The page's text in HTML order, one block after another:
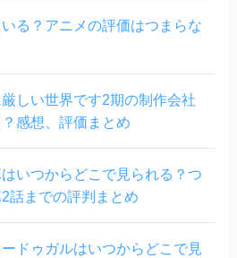
る？アニメの評価はつまらな
しい世界です2期の制作会社
感想、評価まとめ
はいつからどこで見られる？つ
話までの評判まとめ
ードゥガルはいつからどこで見